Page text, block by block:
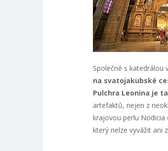
Společně s katedrálou
na svatojakubské
Pulchra Leonina je
artefaktů, nejen z
krajovou perlu Nodicia
který nelze vyvážit ani